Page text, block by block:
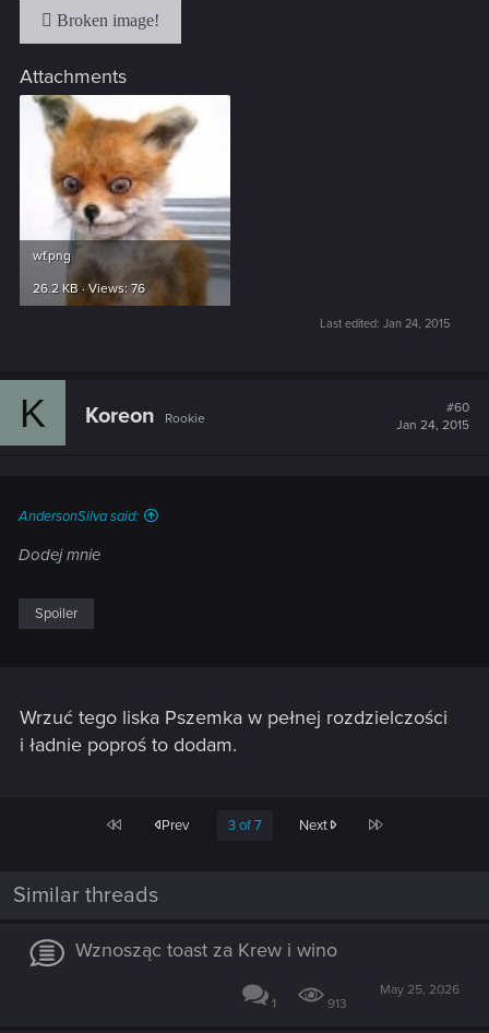
Attachments
wf.png
26.2 KB · Views: 76
Last edited: Jan 24, 2015
K Koreon Rookie
#60
Jan 24, 2015
AndersonSilva said:
Dodej mnie
Spoiler
Wrzuć tego liska Pszemka w pełnej rozdzielczości
i ładnie poproś to dodam.
First Prev 3 of 7 Next Last
Similar threads
Wznosząc toast za Krew i wino
1 913
May 25, 2026